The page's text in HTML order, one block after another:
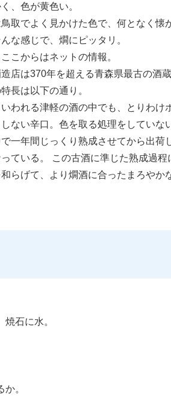
、色が黄色い。
取でよく見かけた色で、何となく懐
な感じで、燗にピッタリ。
こからはネットの情報。
店は370年を超える青森県最古の酒蔵
長は以下の通り。
われる津軽の酒の中でも、とりわけ
ない辛口。色を取る処理をしていな
一年間じっくり熟成させてから出荷
ている。 この古酒に準じた熟成過程
和らげて、より燗酒に合ったまろやか
石に水。
。